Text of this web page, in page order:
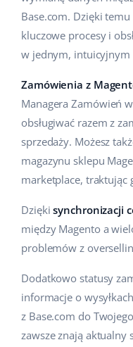
Base Courier
Odwiedź nas na:
Base.com. Dzięki
kluczowe procesy i
w jednym, intuicyjnym
Zamówienia z
Managera Zamówień
obsługiwać razem z
sprzedaży. Możesz
magazynu sklepu
marketplace, traktując
Dziękisynchronizacji
między Magento a
problemów z
Dodatkowo statusy
informacje o
z Base.com do
zawsze znają aktualny